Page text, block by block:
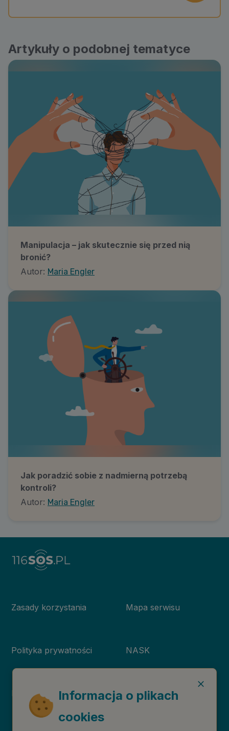
Artykuły o podobnej tematyce
Manipulacja – jak skutecznie się przed nią
bronić?
Autor: Maria Engler
Jak poradzić sobie z nadmierną potrzebą
kontroli?
Autor: Maria Engler
Zasady korzystania
Polityka prywatności
Deklaracja dostępności
Mapa serwisu
NASK
Niebieska Linia
Informacja o plikach
cookies